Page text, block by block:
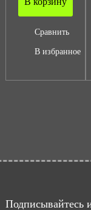
Сравнить
В избранное
Подписывайтесь